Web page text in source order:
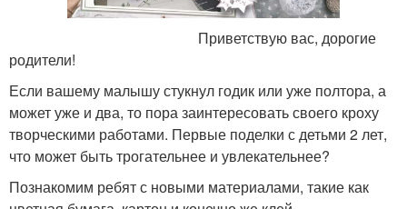
Приветствую вас, дорогие
родители!
Если вашему малышу стукнул годик или уже полтора, а
может уже и два, то пора заинтересовать своего кроху
творческими работами. Первые поделки с детьми 2 лет,
что может быть трогательнее и увлекательнее?
Познакомим ребят с новыми материалами, такие как